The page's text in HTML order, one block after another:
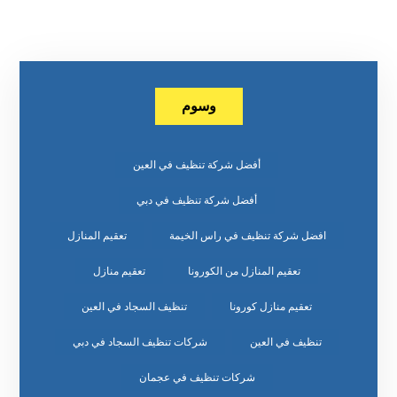
وسوم
أفضل شركة تنظيف في العين
أفضل شركة تنظيف في دبي
افضل شركة تنظيف في راس الخيمة تعقيم المنازل
تعقيم المنازل من الكورونا تعقيم منازل
تعقيم منازل كورونا تنظيف السجاد في العين
تنظيف في العين شركات تنظيف السجاد في دبي
شركات تنظيف في عجمان